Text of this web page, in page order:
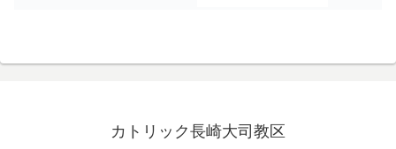
カトリック長崎大司教区